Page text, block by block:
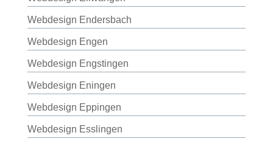
Webdesign Endersbach
Webdesign Engen
Webdesign Engstingen
Webdesign Eningen
Webdesign Eppingen
Webdesign Esslingen